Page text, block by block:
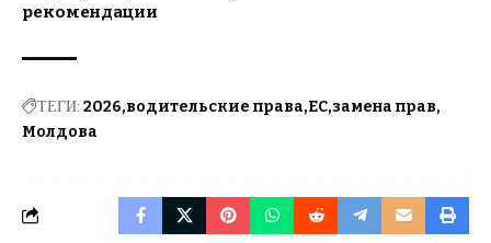
рекомендации
ТЕГИ:2026 водительские права ЕС замена прав
Молдова